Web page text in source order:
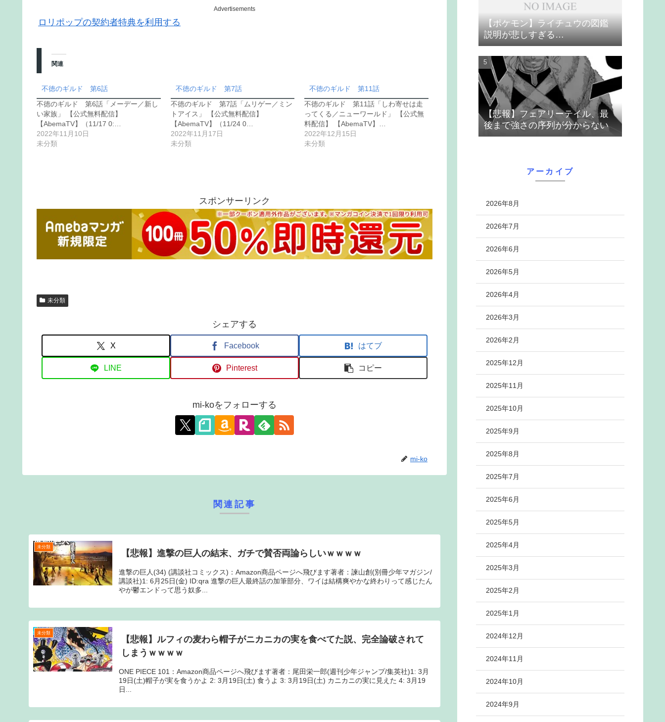
Advertisements
ロリポップの契約者特典を利用する
関連
不徳のギルド 第6話
不徳のギルド 第6話「メーデー／新し
い家族」 【公式無料配信】
【AbemaTV】（11/17 0:…
2022年11月10日
未分類
不徳のギルド 第7話
不徳のギルド 第7話「ムリゲー／ミン
トアイス」 【公式無料配信】
【AbemaTV】（11/24 0…
2022年11月17日
未分類
不徳のギルド 第11話
不徳のギルド 第11話「しわ寄せは走
ってくる／ニューワールド」 【公式無
料配信】 【AbemaTV】…
2022年12月15日
未分類
スポンサーリンク
未分類
シェアする
X Facebook はてブ
LINE Pinterest コピー
mi-koをフォローする
mi-ko
関連記事
未分類
【悲報】進撃の巨人の結末、ガチで賛否両論らしいｗｗｗｗ
進撃の巨人(34) (講談社コミックス)：Amazon商品ページへ飛びます著者：諫山創(別冊少年マガジン/
講談社)1: 6月25日(金) ID:qra 進撃の巨人最終話の加筆部分、ワイは結構爽やかな終わりって感じたん
やが鬱エンドって思う奴多...
未分類
【悲報】ルフィの麦わら帽子がニカニカの実を食べてた説、完全論破されて
しまうｗｗｗｗ
ONE PIECE 101：Amazon商品ページへ飛びます著者：尾田栄一郎(週刊少年ジャンプ/集英社)1: 3月
19日(土)帽子が実を食うかよ 2: 3月19日(土) 食うよ 3: 3月19日(土) カニカニの実に見えた 4: 3月19
日...
【ポケモン】ライチュウの図鑑
説明が悲しすぎる…
【悲報】フェアリーテイル、最
後まで強さの序列が分からない
アーカイブ
2026年8月
2026年7月
2026年6月
2026年5月
2026年4月
2026年3月
2026年2月
2025年12月
2025年11月
2025年10月
2025年9月
2025年8月
2025年7月
2025年6月
2025年5月
2025年4月
2025年3月
2025年2月
2025年1月
2024年12月
2024年11月
2024年10月
2024年9月